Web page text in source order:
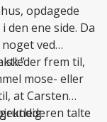
opdagede
den ene side. Da
ved
frem til,
mose- eller
at Carsten
talte